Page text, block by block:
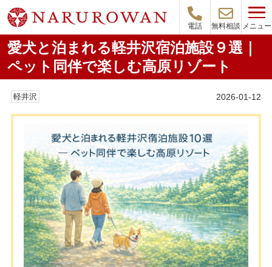
電話 無料相談 メニュー
愛犬と泊まれる軽井沢宿泊施設９選｜
ペット同伴で楽しむ高原リゾート
軽井沢 2026-01-12